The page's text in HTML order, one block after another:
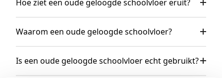
Hoe ziet een oude geloogde schoolvloer eruit?
Waarom een oude geloogde schoolvloer?
Is een oude geloogde schoolvloer echt gebruikt?